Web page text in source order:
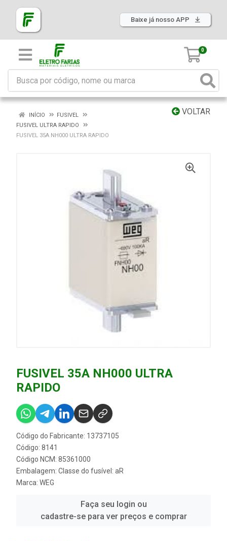
Baixe já nosso APP
0
VOLTAR
INÍCIO
FUSIVEL
FUSIVEL ULTRA RAPIDO
FUSIVEL 35A NH000 ULTRA RAPIDO
FUSIVEL 35A NH000 ULTRA
RAPIDO
Código do Fabricante: 13737105
Código: 8141
Código NCM: 85361000
Embalagem: Classe do fusível: aR
Marca: WEG
Faça seu login ou
cadastre-se para ver preços e comprar